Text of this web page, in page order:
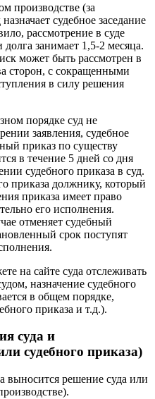
производстве (за
судебное заседание
рассмотрение в суде
занимает 1,5-2 месяца.
может быть рассмотрен в
сторон, с сокращенными
в силу решения
порядке суд не
заявления, судебное
приказ по существу
в течение 5 дней со дня
судебного приказа в суд.
приказа должнику, который
приказа имеет право
его исполнения.
отменяет судебный
срок поступят
на сайте суда отслеживать
назначение судебного
в общем порядке,
приказа и т.д.).
суда и
судебного приказа)
выносится решение суда или